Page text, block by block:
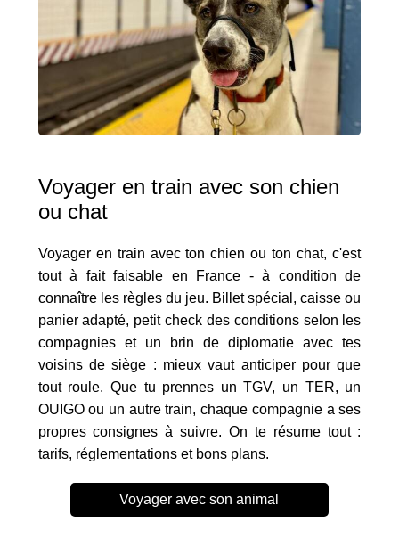
Voyager en train avec son chien
ou chat
Voyager en train avec ton chien ou ton chat, c'est
tout à fait faisable en France - à condition de
connaître les règles du jeu. Billet spécial, caisse ou
panier adapté, petit check des conditions selon les
compagnies et un brin de diplomatie avec tes
voisins de siège : mieux vaut anticiper pour que
tout roule. Que tu prennes un TGV, un TER, un
OUIGO ou un autre train, chaque compagnie a ses
propres consignes à suivre. On te résume tout :
tarifs, réglementations et bons plans.
Voyager avec son animal